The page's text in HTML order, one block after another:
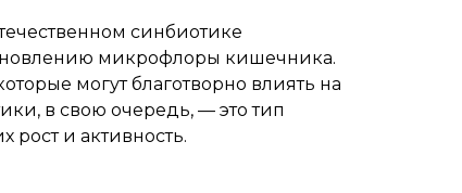
синбиотике
микрофлоры кишечника.
могут благотворно влиять на
в свою очередь, — это тип
и активность.